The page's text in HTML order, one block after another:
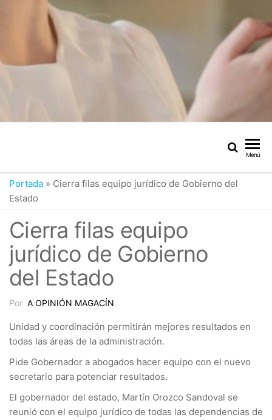
Menú
Portada » Cierra filas equipo jurídico de Gobierno del
Estado
Cierra filas equipo
jurídico de Gobierno
del Estado
Por A OPINIÓN MAGACÍN
Unidad y coordinación permitirán mejores resultados en
todas las áreas de la administración.
Pide Gobernador a abogados hacer equipo con el nuevo
secretario para potenciar resultados.
El gobernador del estado, Martín Orozco Sandoval se
reunió con el equipo jurídico de todas las dependencias de